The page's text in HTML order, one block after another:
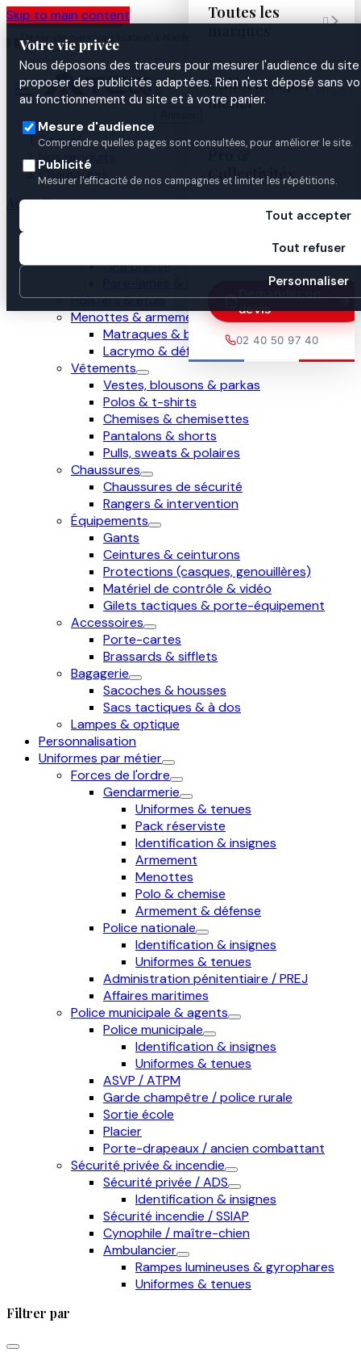
Skip to main content
Votre vie privée
Nous déposons des traceurs pour mesurer l'audience du
proposer des publicités adaptées. Rien n'est déposé sans
au fonctionnement du site et à votre panier.
Mesure d'audience
Comprendre quelles pages sont consultées, pour améliorer le site.
Publicité
Mesurer l'efficacité de nos campagnes et limiter les répétitions.
Tout accepter
Tout refuser
Personnaliser
Atelier de personnalisation à Nantes
depuis 2003


Toutes les
marques

Uniformes par
métier
Pro &
Collectivités
Demander un
devis
02 40 50 97 40
Accueil
Nos produits
Chaussures
Accueil
GPB presse
Holsters & étuis
Menottes & armement
Matraques & bâtons
Lacrymo & défense
Vêtements
Vestes, blousons & parkas
Polos & t-shirts
Chemises & chemisettes
Pantalons & shorts
Pulls, sweats & polaires
Chaussures
Chaussures de sécurité
Rangers & intervention
Équipements
Gants
Ceintures & ceinturons
Protections (casques, genouillères)
Matériel de contrôle & vidéo
Gilets tactiques & porte-équipement
Accessoires
Porte-cartes
Brassards & sifflets
Bagagerie
Sacoches & housses
Sacs tactiques & à dos
Lampes & optique
Personnalisation
Uniformes par métier
Forces de l'ordre
Gendarmerie
Uniformes & tenues
Pack réserviste
Identification & insignes
Armement
Menottes
Polo & chemise
Armement & défense
Police nationale
Identification & insignes
Uniformes & tenues
Administration pénitentiaire / PREJ
Affaires maritimes
Police municipale & agents
Police municipale
Identification & insignes
Uniformes & tenues
ASVP / ATPM
Garde champêtre / police rurale
Sortie école
Placier
Porte-drapeaux / ancien combattant
Sécurité privée & incendie
Sécurité privée / ADS
Identification & insignes
Sécurité incendie / SSIAP
Cynophile / maître-chien
Ambulancier
Rampes lumineuses & gyrophares
Uniformes & tenues
Filtrer par